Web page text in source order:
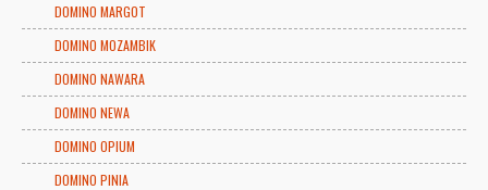
DOMINO MARGOT
DOMINO MOZAMBIK
DOMINO NAWARA
DOMINO NEWA
DOMINO OPIUM
DOMINO PINIA